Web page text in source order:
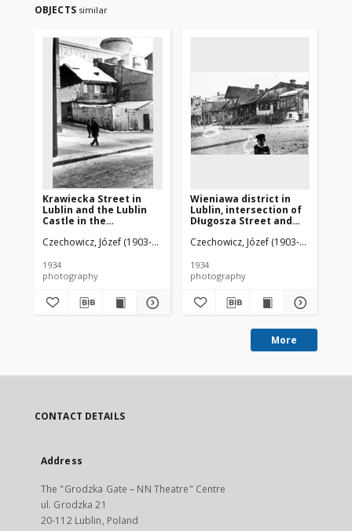
OBJECTS similar
Krawiecka Street in
Lublin and the Lublin
Castle in the
Czechowicz, Józef (1903-1939)
1934
photography
Wieniawa district in
Lublin, intersection of
Długosza Street and
Czechowicz, Józef (1903-1939)
1934
photography
More
CONTACT DETAILS
Address
The "Grodzka Gate – NN Theatre" Centre
ul. Grodzka 21
20-112 Lublin, Poland